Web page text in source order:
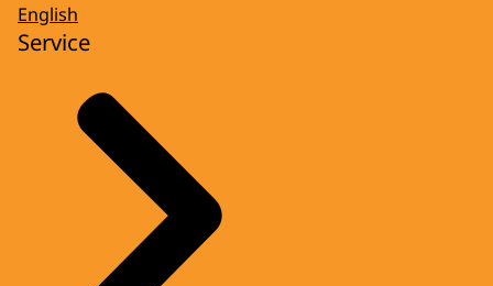
English
Service